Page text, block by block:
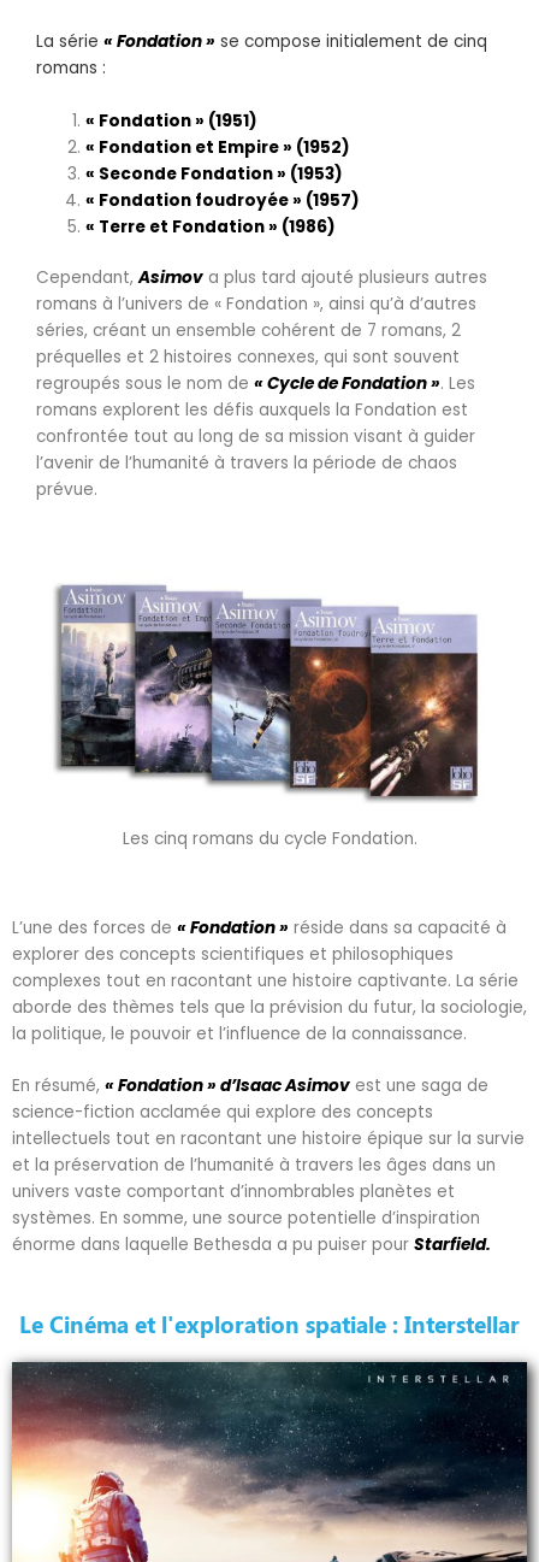
La série « Fondation » se compose initialement de cinq
romans :
« Fondation » (1951)
« Fondation et Empire » (1952)
« Seconde Fondation » (1953)
« Fondation foudroyée » (1957)
« Terre et Fondation » (1986)
Cependant,Asimov a plus tard ajouté plusieurs autres
romans à l’univers de « Fondation », ainsi qu’à d’autres
séries, créant un ensemble cohérent de 7 romans, 2
préquelles et 2 histoires connexes, qui sont souvent
regroupés sous le nom de « Cycle de Fondation ». Les
romans explorent les défis auxquels la Fondation est
confrontée tout au long de sa mission visant à guider
l’avenir de l’humanité à travers la période de chaos
prévue.
Les cinq romans du cycle Fondation.
L’une des forces de « Fondation » réside dans sa capacité à
explorer des concepts scientifiques et philosophiques
complexes tout en racontant une histoire captivante. La série
aborde des thèmes tels que la prévision du futur, la sociologie,
la politique, le pouvoir et l’influence de la connaissance.
En résumé, « Fondation » d’Isaac Asimov est une saga de
science-fiction acclamée qui explore des concepts
intellectuels tout en racontant une histoire épique sur la survie
et la préservation de l’humanité à travers les âges dans un
univers vaste comportant d’innombrables planètes et
systèmes. En somme, une source potentielle d’inspiration
énorme dans laquelle Bethesda a pu puiser pour Starfield.
Le Cinéma et l'exploration spatiale : Interstellar